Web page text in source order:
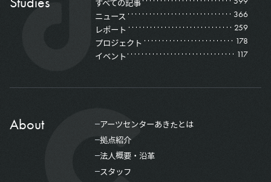
すべての記事
ニュース 366
レポート 259
プロジェクト 178
イベント 117
About
アーツセンターあきたとは
拠点紹介
法人概要・沿革
スタッフ